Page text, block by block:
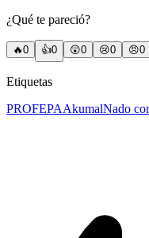
¿Qué te pareció?
🔥0 👍0 😲0 😢0 😠0
Etiquetas
PROFEPAAkumalNado